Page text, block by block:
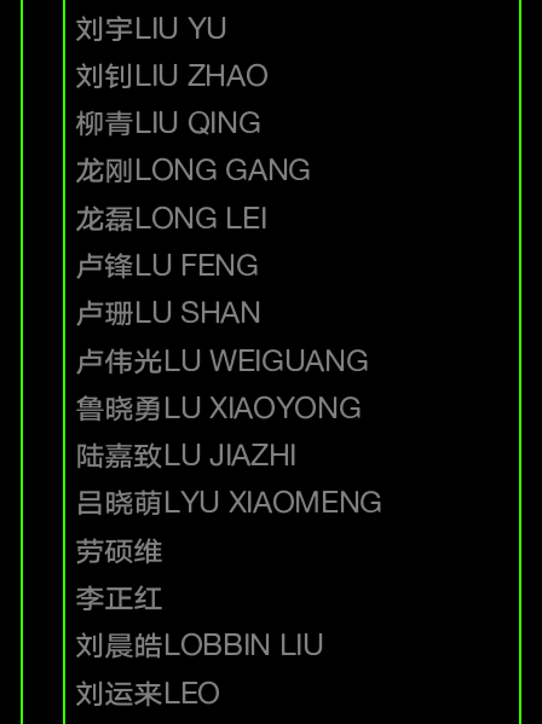
刘宇LIU YU
刘钊LIU ZHAO
柳青LIU QING
龙刚LONG GANG
龙磊LONG LEI
卢锋LU FENG
卢珊LU SHAN
卢伟光LU WEIGUANG
鲁晓勇LU XIAOYONG
陆嘉致LU JIAZHI
吕晓萌LYU XIAOMENG
劳硕维
李正红
刘晨皓LOBBIN LIU
刘运来LEO